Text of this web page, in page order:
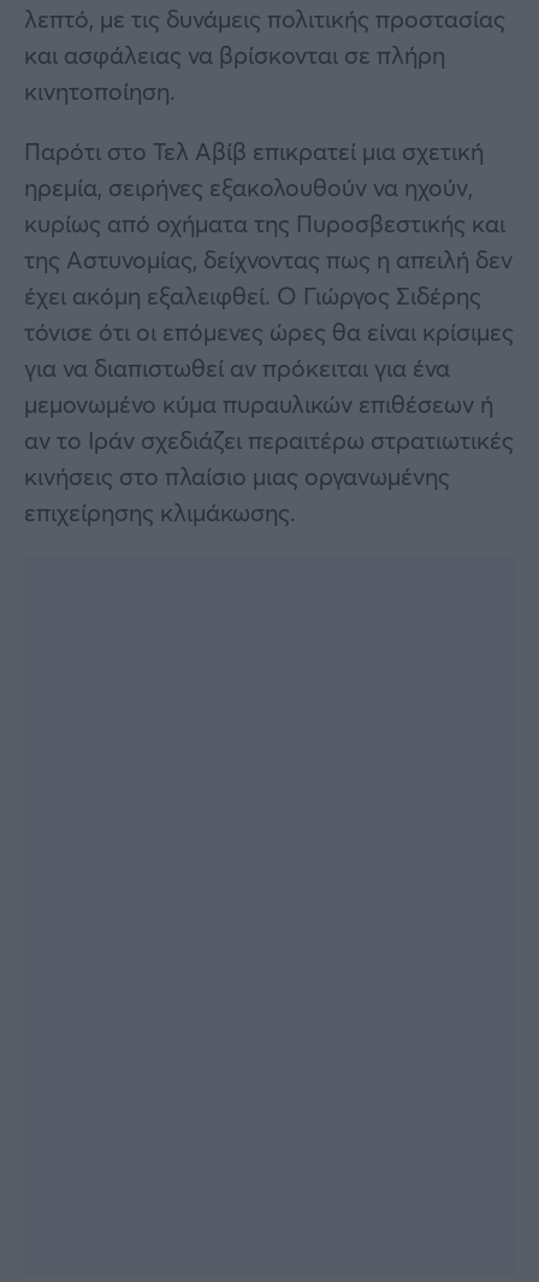
λεπτό, με τις δυνάμεις πολιτικής προστασίας
και ασφάλειας να βρίσκονται σε πλήρη
κινητοποίηση.
Παρότι στο Τελ Αβίβ επικρατεί μια σχετική
ηρεμία, σειρήνες εξακολουθούν να ηχούν,
κυρίως από οχήματα της Πυροσβεστικής και
της Αστυνομίας, δείχνοντας πως η απειλή δεν
έχει ακόμη εξαλειφθεί. Ο Γιώργος Σιδέρης
τόνισε ότι οι επόμενες ώρες θα είναι κρίσιμες
για να διαπιστωθεί αν πρόκειται για ένα
μεμονωμένο κύμα πυραυλικών επιθέσεων ή
αν το Ιράν σχεδιάζει περαιτέρω στρατιωτικές
κινήσεις στο πλαίσιο μιας οργανωμένης
επιχείρησης κλιμάκωσης.